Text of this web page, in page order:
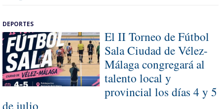
DEPORTES
El II Torneo de Fútbol
Sala Ciudad de Vélez-
Málaga congregará al
talento local y
provincial los días 4 y 5
de julio